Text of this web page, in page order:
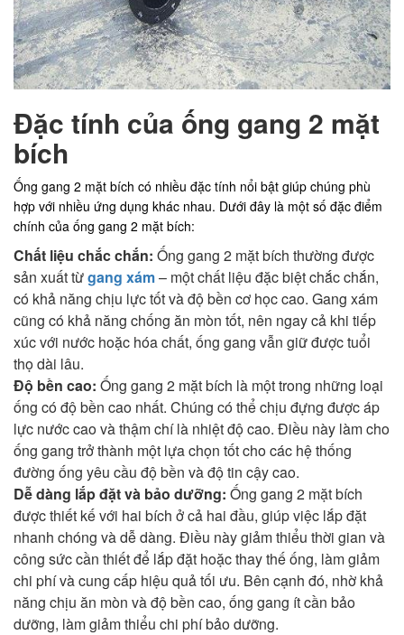
Đặc tính của ống gang 2 mặt
bích
Ống gang 2 mặt bích có nhiều đặc tính nổi bật giúp chúng phù
hợp với nhiều ứng dụng khác nhau. Dưới đây là một số đặc điểm
chính của ống gang 2 mặt bích:
Chất liệu chắc chắn: Ống gang 2 mặt bích thường được
sản xuất từgang xám– một chất liệu đặc biệt chắc chắn,
có khả năng chịu lực tốt và độ bền cơ học cao. Gang xám
cũng có khả năng chống ăn mòn tốt, nên ngay cả khi tiếp
xúc với nước hoặc hóa chất, ống gang vẫn giữ được tuổi
thọ dài lâu.
Độ bền cao: Ống gang 2 mặt bích là một trong những loại
ống có độ bền cao nhất. Chúng có thể chịu đựng được áp
lực nước cao và thậm chí là nhiệt độ cao. Điều này làm cho
ống gang trở thành một lựa chọn tốt cho các hệ thống
đường ống yêu cầu độ bền và độ tin cậy cao.
Dễ dàng lắp đặt và bảo dưỡng: Ống gang 2 mặt bích
được thiết kế với hai bích ở cả hai đầu, giúp việc lắp đặt
nhanh chóng và dễ dàng. Điều này giảm thiểu thời gian và
công sức cần thiết để lắp đặt hoặc thay thế ống, làm giảm
chi phí và cung cấp hiệu quả tối ưu. Bên cạnh đó, nhờ khả
năng chịu ăn mòn và độ bền cao, ống gang ít cần bảo
dưỡng, làm giảm thiểu chi phí bảo dưỡng.